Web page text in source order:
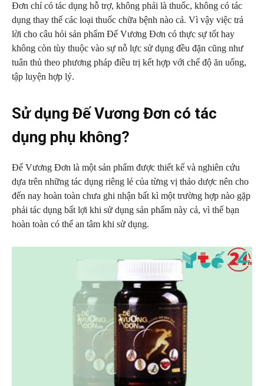
Đơn chỉ có tác dụng hỗ trợ, không phải là thuốc, không có tác
dụng thay thế các loại thuốc chữa bệnh nào cả. Vì vậy việc trả
lời cho câu hỏi sản phẩm Đế Vương Đơn có thực sự tốt hay
không còn tùy thuộc vào sự nỗ lực sử dụng đều đặn cũng như
tuân thủ theo phương pháp điều trị kết hợp với chế độ ăn uống,
tập luyện hợp lý.
Sử dụng Đế Vương Đơn có tác
dụng phụ không?
Đế Vương Đơn là một sản phẩm được thiết kế và nghiên cứu
dựa trên những tác dụng riêng lẻ của từng vị thảo dược nên cho
đến nay hoàn toàn chưa ghi nhận bất kì một trường hợp nào gặp
phải tác dụng bất lợi khi sử dụng sản phẩm này cả, vì thế bạn
hoàn toàn có thể an tâm khi sử dụng.